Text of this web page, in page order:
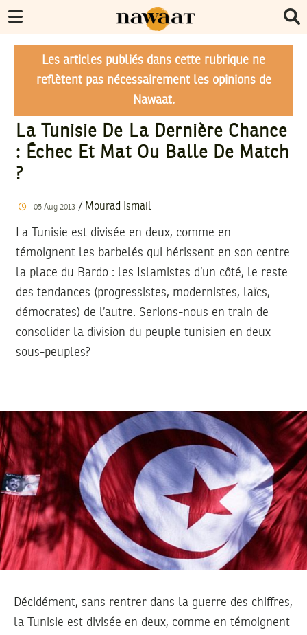
Les articles publiés dans cette rubrique ne
reflètent pas nécessairement les opinions de
Nawaat.
La Tunisie De La Dernière Chance
: Échec Et Mat Ou Balle De Match
?
05 Aug 2013/ Mourad Ismail
La Tunisie est divisée en deux, comme en
témoignent les barbelés qui hérissent en son centre
la place du Bardo : les Islamistes d’un côté, le reste
des tendances (progressistes, modernistes, laïcs,
démocrates) de l’autre. Serions-nous en train de
consolider la division du peuple tunisien en deux
sous-peuples?
Décidément, sans rentrer dans la guerre des chiffres,
la Tunisie est divisée en deux, comme en témoignent